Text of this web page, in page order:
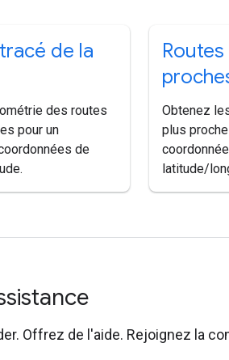
tracé de la
des routes
pour un
de
Obtenez
plus
latitude/
Offrez de l'aide. Rejoignez la